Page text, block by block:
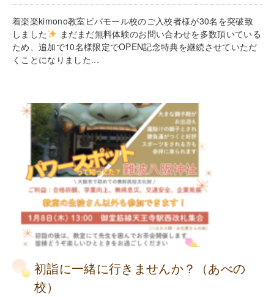
着楽楽kimono教室ビバモール校のご入校者様が30名を突破致
しました
まだまだ無料体験のお問い合わせを多数頂いている
ため、追加で10名様限定でOPEN記念特典を継続させていただ
くことになりました...
初詣に一緒に行きませんか？（あべの
校）